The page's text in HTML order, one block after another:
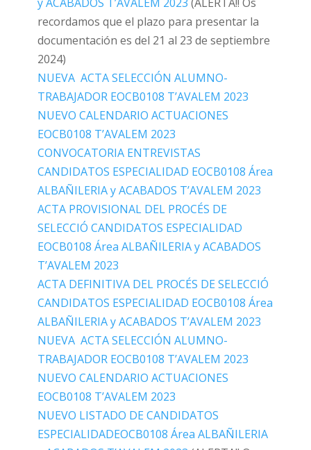
recordamos que el plazo para presentar la
documentación es del 21 al 23 de septiembre
2024)
NUEVA ACTA SELECCIÓN ALUMNO-
TRABAJADOR EOCB0108 T’AVALEM 2023
NUEVO CALENDARIO ACTUACIONES
EOCB0108 T’AVALEM 2023
CONVOCATORIA ENTREVISTAS
CANDIDATOS ESPECIALIDAD EOCB0108 Área
ALBAÑILERIA y ACABADOS T’AVALEM 2023
ACTA PROVISIONAL DEL PROCÉS DE
SELECCIÓ CANDIDATOS ESPECIALIDAD
EOCB0108 Área ALBAÑILERIA y ACABADOS
T’AVALEM 2023
ACTA DEFINITIVA DEL PROCÉS DE SELECCIÓ
CANDIDATOS ESPECIALIDAD EOCB0108 Área
ALBAÑILERIA y ACABADOS T’AVALEM 2023
NUEVA ACTA SELECCIÓN ALUMNO-
TRABAJADOR EOCB0108 T’AVALEM 2023
NUEVO CALENDARIO ACTUACIONES
EOCB0108 T’AVALEM 2023
NUEVO LISTADO DE CANDIDATOS
ESPECIALIDADEOCB0108 Área ALBAÑILERIA